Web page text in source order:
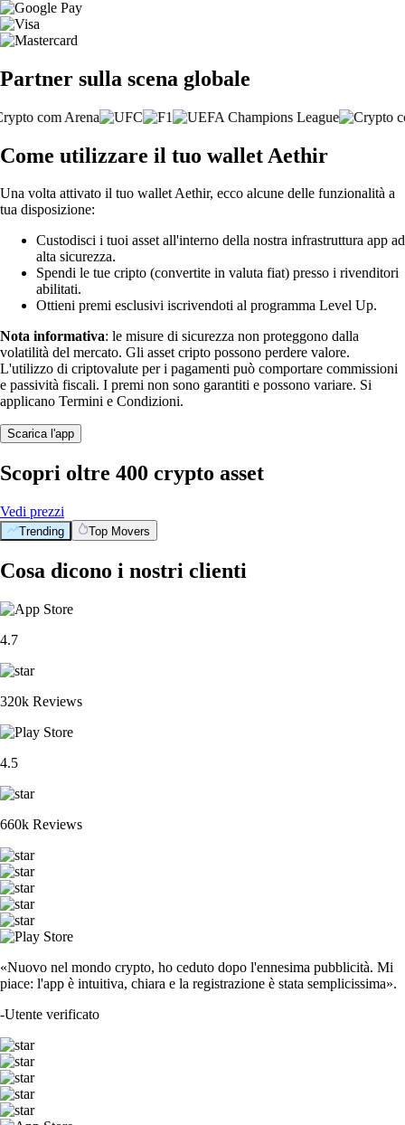
Partner sulla scena globale
Come utilizzare il tuo wallet Aethir
Una volta attivato il tuo wallet Aethir, ecco alcune delle funzionalità a
tua disposizione:
Custodisci i tuoi asset all'interno della nostra infrastruttura app ad
alta sicurezza.
Spendi le tue cripto (convertite in valuta fiat) presso i rivenditori
abilitati.
Ottieni premi esclusivi iscrivendoti al programma Level Up.
Nota informativa: le misure di sicurezza non proteggono dalla
volatilità del mercato. Gli asset cripto possono perdere valore.
L'utilizzo di criptovalute per i pagamenti può comportare commissioni
e passività fiscali. I premi non sono garantiti e possono variare. Si
applicano Termini e Condizioni.
Scarica l'app
Scopri oltre 400 crypto asset
Vedi prezzi
Trending Top Movers
Cosa dicono i nostri clienti
4.7
320k Reviews
4.5
660k Reviews
«Nuovo nel mondo crypto, ho ceduto dopo l'ennesima pubblicità. Mi
piace: l'app è intuitiva, chiara e la registrazione è stata semplicissima».
-Utente verificato